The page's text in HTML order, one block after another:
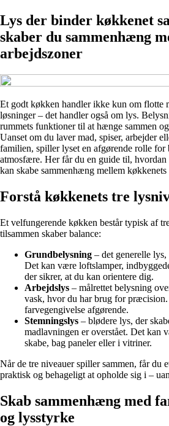
Lys der binder køkkenet
skaber du sammenhæng
arbejdszoner
Et godt køkken handler ikke kun om flotte
løsninger – det handler også om lys.
rummets funktioner til at hænge sammen
Uanset om du laver mad, spiser, arbejder
familien, spiller lyset en afgørende rolle for
atmosfære. Her får du en guide til, hvordan
kan skabe sammenhæng mellem køkkenets
Forstå køkkenets tre
Et velfungerende køkken består typisk af
tilsammen skaber balance:
Grundbelysning – det generelle
Det kan være loftslamper,
der sikrer, at du kan orientere dig.
Arbejdslys – målrettet belysning
vask, hvor du har brug for
farvegengivelse afgørende.
Stemningslys – blødere lys, der
madlavningen er overstået. Det kan
skabe, bag paneler eller i vitriner.
Når de tre niveauer spiller sammen, får du
praktisk og behageligt at opholde sig i –
Skab sammenhæng med
og lysstyrke